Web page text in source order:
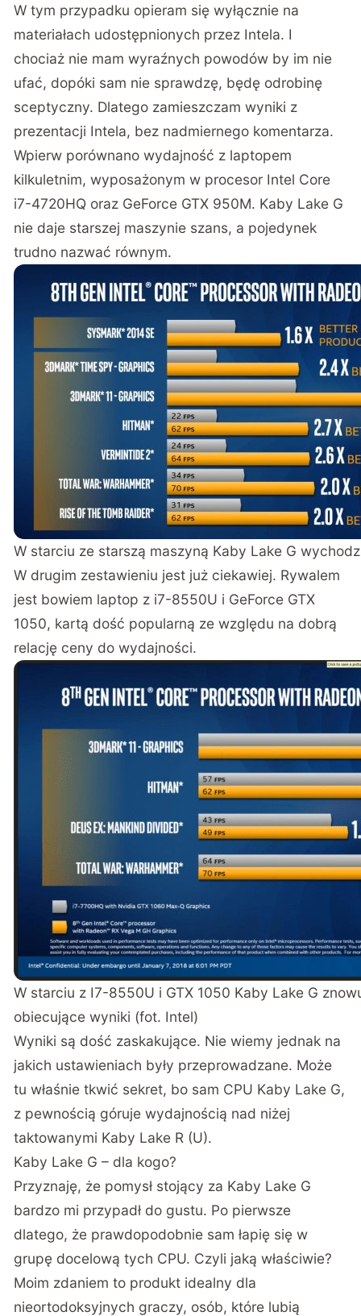
W tym przypadku opieram się wyłącznie na
materiałach udostępnionych przez Intela. I
chociaż nie mam wyraźnych powodów by im nie
ufać, dopóki sam nie sprawdzę, będę odrobinę
sceptyczny. Dlatego zamieszczam wyniki z
prezentacji Intela, bez nadmiernego komentarza.
Wpierw porównano wydajność z laptopem
kilkuletnim, wyposażonym w procesor Intel Core
i7-4720HQ oraz GeForce GTX 950M. Kaby Lake G
nie daje starszej maszynie szans, a pojedynek
trudno nazwać równym.
W starciu ze starszą maszyną Kaby Lake G
W drugim zestawieniu jest już ciekawiej. Rywalem
jest bowiem laptop z i7-8550U i GeForce GTX
1050, kartą dość popularną ze względu na dobrą
relację ceny do wydajności.
W starciu z I7-8550U i GTX 1050 Kaby Lake G
obiecujące wyniki (fot. Intel)
Wyniki są dość zaskakujące. Nie wiemy jednak na
jakich ustawieniach były przeprowadzane. Może
tu właśnie tkwić sekret, bo sam CPU Kaby Lake G,
z pewnością góruje wydajnością nad niżej
taktowanymi Kaby Lake R (U).
Kaby Lake G – dla kogo?
Przyznaję, że pomysł stojący za Kaby Lake G
bardzo mi przypadł do gustu. Po pierwsze
dlatego, że prawdopodobnie sam łapię się w
grupę docelową tych CPU. Czyli jaką właściwie?
Moim zdaniem to produkt idealny dla
nieortodoksyjnych graczy, osób, które lubią